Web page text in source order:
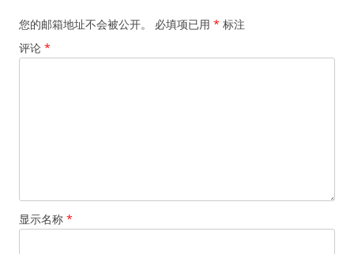
您的邮箱地址不会被公开。 必填项已用 * 标注
评论 *
显示名称 *